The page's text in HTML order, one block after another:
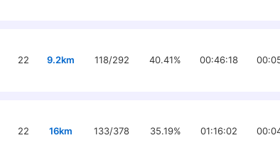
22 9.2km 118/292 40.41% 00:46:18
22 16km 133/378 35.19% 01:16:02